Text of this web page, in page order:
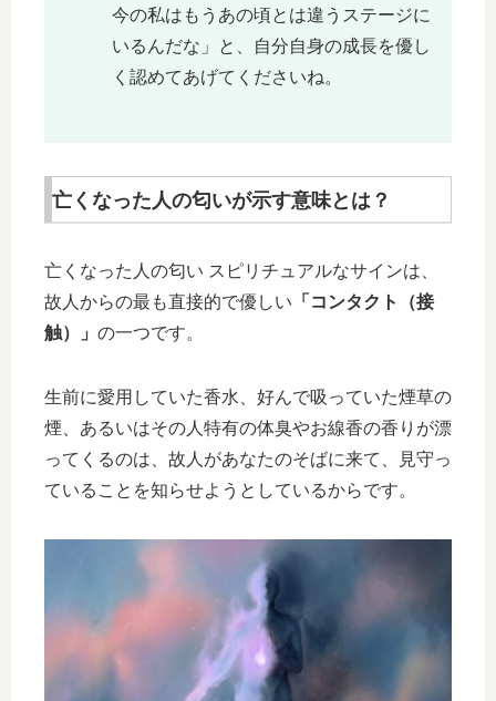
今の私はもうあの頃とは違うステージに
いるんだな」と、自分自身の成長を優し
く認めてあげてくださいね。
亡くなった人の匂いが示す意味とは？
亡くなった人の匂い スピリチュアルなサインは、
故人からの最も直接的で優しい 「コンタクト（接
触）」 の一つです。
生前に愛用していた香水、好んで吸っていた煙草の
煙、あるいはその人特有の体臭やお線香の香りが漂
ってくるのは、故人があなたのそばに来て、見守っ
ていることを知らせようとしているからです。